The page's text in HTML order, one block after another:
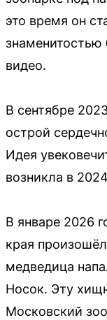
это время он
знаменитостью
видео.
В сентябре
острой
Идея
возникла в
В январе 2026
края
медведица
Носок. Эту
Московский